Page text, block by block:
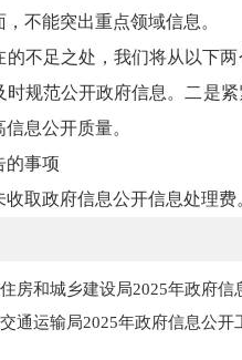
不能突出重点领域信息。
的不足之处，我们将从以下
时规范公开政府信息。二是
息公开质量。
的事项
收取政府信息公开信息处理费
房和城乡建设局2025年政府信
通运输局2025年政府信息公开